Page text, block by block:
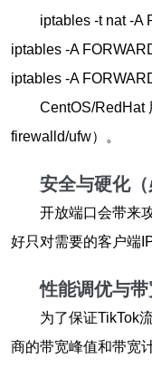
iptables -t nat -A
iptables -A
iptables -A
CentOS/RedHat
firewalld/ufw）。
安全与硬化（
开放端口会带来
好只对需要的客户端
性能调优与
为了保证TikTok
商的带宽峰值和带宽